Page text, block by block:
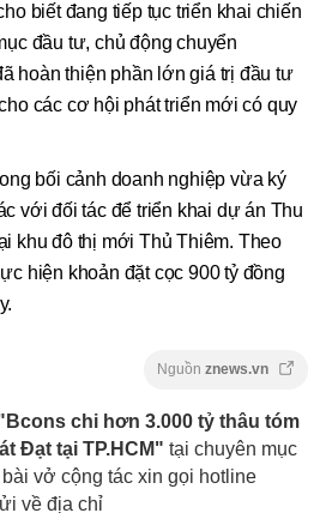
biết đang tiếp tục triển khai chiến
đầu tư, chủ động chuyển
hoàn thiện phần lớn giá trị đầu tư
các cơ hội phát triển mới có quy
bối cảnh doanh nghiệp vừa ký
với đối tác để triển khai dự án Thu
khu đô thị mới Thủ Thiêm. Theo
hiện khoản đặt cọc 900 tỷ đồng
Nguồn znews.vn
chi hơn 3.000 tỷ thâu tóm
Đạt tại TP.HCM" tại chuyên mục
bài vở cộng tác xin gọi hotline
về địa chỉ